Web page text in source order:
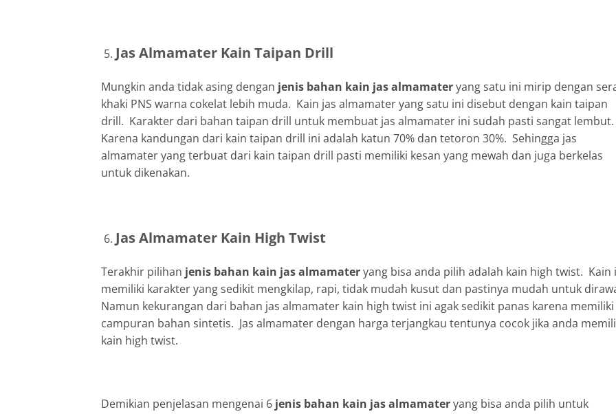
Jas Almamater Kain Taipan Drill
Mungkin anda tidak asing dengan jenis bahan kain jas almamateryang satu ini mirip dengan
khaki PNS warna cokelat lebih muda. Kain jas almamater yang satu ini disebut dengan kain taipan
drill. Karakter dari bahan taipan drill untuk membuat jas almamater ini sudah pasti sangat lembut.
Karena kandungan dari kain taipan drill ini adalah katun 70% dan tetoron 30%. Sehingga jas
almamater yang terbuat dari kain taipan drill pasti memiliki kesan yang mewah dan juga berkelas
untuk dikenakan.
Jas Almamater Kain High Twist
Terakhir pilihan jenis bahan kain jas almamateryang bisa anda pilih adalah kain high twist. Kain
memiliki karakter yang sedikit mengkilap, rapi, tidak mudah kusut dan pastinya mudah untuk
Namun kekurangan dari bahan jas almamater kain high twist ini agak sedikit panas karena memiliki
campuran bahan sintetis. Jas almamater dengan harga terjangkau tentunya cocok jika anda
kain high twist.
Demikian penjelasan mengenai 6 jenis bahan kain jas almamateryang bisa anda pilih untuk